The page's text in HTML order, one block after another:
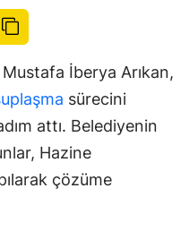
İberya Arıkan,
sürecini
attı. Belediyenin
Hazine
çözüme